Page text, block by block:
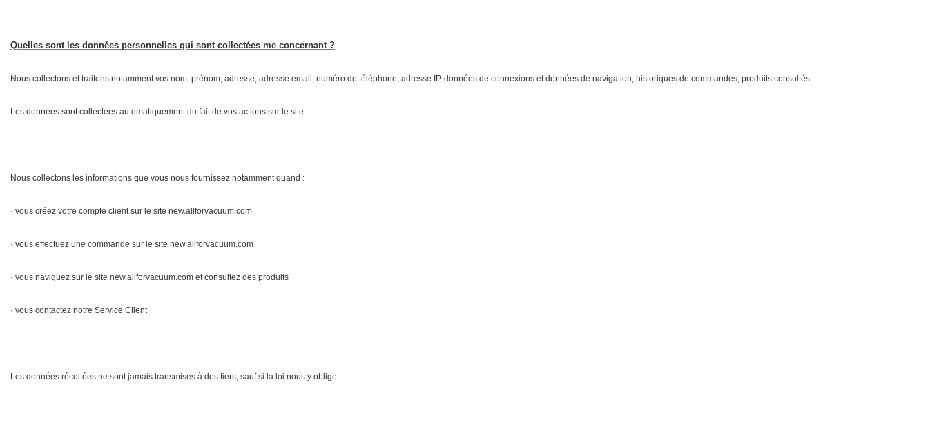
Quelles sont les données personnelles qui sont collectées me concernant ?
Nous collectons et traitons notamment vos nom, prénom, adresse, adresse email, numéro de téléphone, adresse IP, données de connexions et données de navigation, historiques de commandes, produits consultés.
Les données sont collectées automatiquement du fait de vos actions sur le site.
Nous collectons les informations que vous nous fournissez notamment quand :
· vous créez votre compte client sur le site new.allforvacuum.com
· vous effectuez une commande sur le site new.allforvacuum.com
· vous naviguez sur le site new.allforvacuum.com et consultez des produits
· vous contactez notre Service Client
Les données récoltées ne sont jamais transmises à des tiers, sauf si la loi nous y oblige.